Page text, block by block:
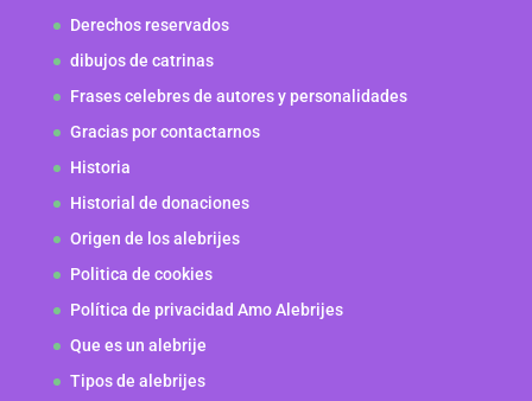
Derechos reservados
dibujos de catrinas
Frases celebres de autores y personalidades
Gracias por contactarnos
Historia
Historial de donaciones
Origen de los alebrijes
Politica de cookies
Política de privacidad Amo Alebrijes
Que es un alebrije
Tipos de alebrijes